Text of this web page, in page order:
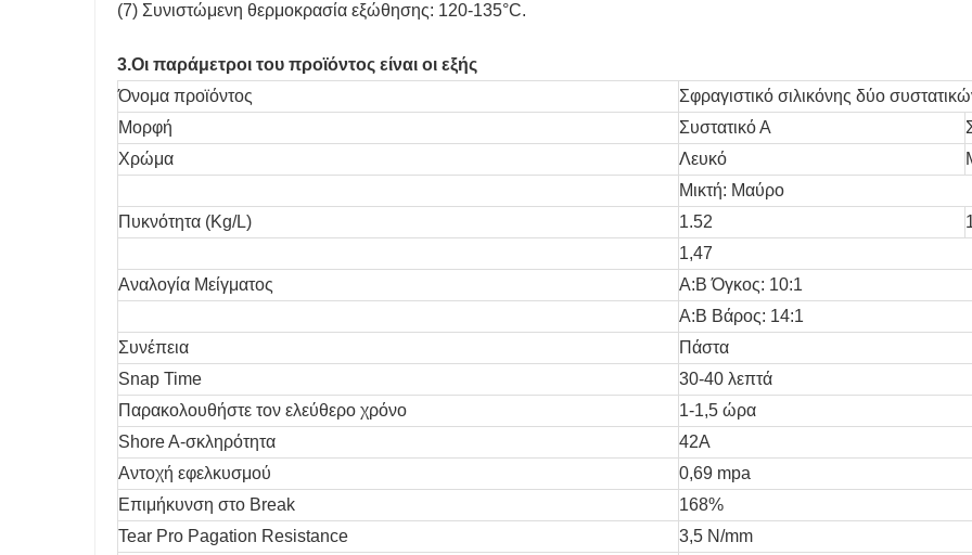
(7) Συνιστώμενη θερμοκρασία εξώθησης: 120-135°C.
3.Οι παράμετροι του προϊόντος είναι οι εξής
Όνομα προϊόντος
Σφραγιστικό σιλικόνης δύο
Μορφή
Συστατικό Α
Χρώμα
Λευκό
Μικτή: Μαύρο
Πυκνότητα (Kg/L)
1.52
1,47
Αναλογία Μείγματος
A:B Όγκος: 10:1
A:B Βάρος: 14:1
Συνέπεια
Πάστα
Snap Time
30-40 λεπτά
Παρακολουθήστε τον ελεύθερο χρόνο
1-1,5 ώρα
Shore A-σκληρότητα
42Α
Αντοχή εφελκυσμού
0,69 mpa
Επιμήκυνση στο Break
168%
Tear Pro Pagation Resistance
3,5 N/mm